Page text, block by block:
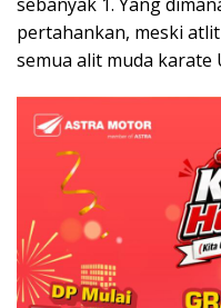
pertahankan, meski
semua alit muda karate